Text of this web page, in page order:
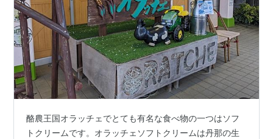
酪農王国オラッチェでとても有名な食べ物の一つはソフ
トクリームです。オラッチェソフトクリームは丹那の生